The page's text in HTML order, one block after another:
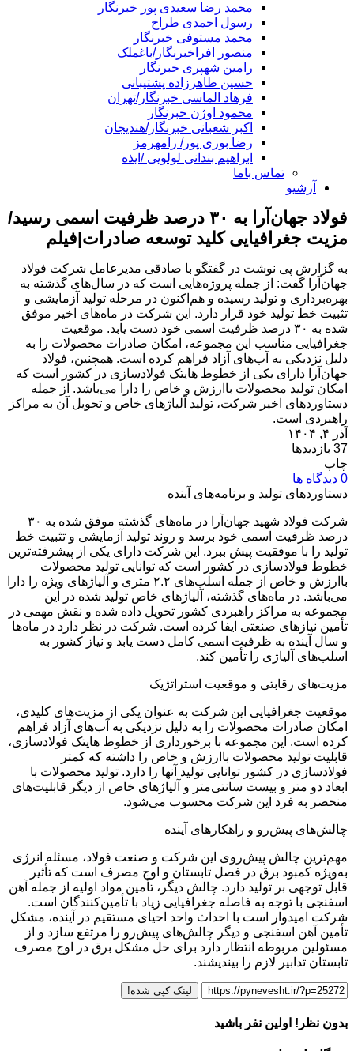
محمد رضا سعیدی پور خبرنگار
رسول احمدی طراح
محمد مستوفی خبرنگار
منصور افراخبرنگار/باغملک
رامین شهپری خبرنگار
حسین طاهرزاده پشتیبانی
فرهاد الماسی خبرنگار/تهران
محمود اوژن خبرنگار
اکبر شعبانی خبرنگار/هندیجان
رضا بوری پور/ رامهرمز
ابراهیم بندانی لولویی /ایذه
تماس باما
آرشیو
فولاد جهان‌آرا به ۳۰ درصد ظرفیت اسمی رسید/
مزیت جغرافیایی کلید توسعه صادرات|فیلم
به گزارش پی نوشت در گفتگو با صادقی مدیرعامل شرکت فولاد
جهان‌آرا گفت: از جمله پروژه‌هایی است که در سال‌های گذشته به
بهره‌برداری و تولید رسیده و هم‌اکنون در مرحله تولید آزمایشی و
تثبیت خط تولید خود قرار دارد. این شرکت در ماه‌های اخیر موفق
شده به ۳۰ درصد ظرفیت اسمی خود دست یابد. موقعیت
جغرافیایی مناسب این مجموعه، امکان صادرات محصولات را به
دلیل نزدیکی به آب‌های آزاد فراهم کرده است. همچنین، فولاد
جهان‌آرا دارای یکی از خطوط هایتک فولادسازی در کشور است که
امکان تولید محصولات باارزش و خاص را دارا می‌باشد. از جمله
دستاوردهای اخیر شرکت، تولید آلیاژهای خاص و تحویل آن به مراکز
راهبردی است.
آذر ۴, ۱۴۰۴
37 بازدیدها
چاپ
0 دیدگاه ها
دستاوردهای تولید و برنامه‌های آینده
شرکت فولاد شهید جهان‌آرا در ماه‌های گذشته موفق شده به ۳۰
درصد ظرفیت اسمی خود برسد و روند تولید آزمایشی و تثبیت خط
تولید را با موفقیت پیش ببرد. این شرکت دارای یکی از پیشرفته‌ترین
خطوط فولادسازی در کشور است که توانایی تولید محصولات
باارزش و خاص از جمله اسلب‌های ۲.۲ متری و آلیاژهای ویژه را دارا
می‌باشد. در ماه‌های گذشته، آلیاژهای خاص تولید شده در این
مجموعه به مراکز راهبردی کشور تحویل داده شده و نقش مهمی در
تأمین نیازهای صنعتی ایفا کرده است. شرکت در نظر دارد در ماه‌ها
و سال آینده به ظرفیت اسمی کامل دست یابد و نیاز کشور به
اسلب‌های آلیاژی را تأمین کند.
مزیت‌های رقابتی و موقعیت استراتژیک
موقعیت جغرافیایی این شرکت به عنوان یکی از مزیت‌های کلیدی،
امکان صادرات محصولات را به دلیل نزدیکی به آب‌های آزاد فراهم
کرده است. این مجموعه با برخورداری از خطوط هایتک فولادسازی،
قابلیت تولید محصولات باارزش و خاص را داشته که کمتر
فولادسازی در کشور توانایی تولید آنها را دارد. تولید محصولات با
ابعاد دو متر و بیست سانتی‌متر و آلیاژهای خاص از دیگر قابلیت‌های
منحصر به فرد این شرکت محسوب می‌شود.
چالش‌های پیش‌رو و راهکارهای آینده
مهم‌ترین چالش پیش‌روی این شرکت و صنعت فولاد، مسئله انرژی
به‌ویژه کمبود برق در فصل تابستان و اوج مصرف است که تأثیر
قابل توجهی بر تولید دارد. چالش دیگر، تأمین مواد اولیه از جمله آهن
اسفنجی با توجه به فاصله جغرافیایی زیاد با تأمین‌کنندگان است.
شرکت امیدوار است با احداث واحد احیای مستقیم در آینده، مشکل
تأمین آهن اسفنجی و دیگر چالش‌های پیش‌رو را مرتفع سازد و از
مسئولین مربوطه انتظار دارد برای حل مشکل برق در اوج مصرف
تابستان تدابیر لازم را بیندیشند.
لینک کپی شده!
بدون نظر! اولین نفر باشید